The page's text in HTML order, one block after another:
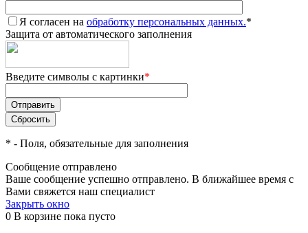
Я согласен на обработку персональных данных.*
Защита от автоматического заполнения
Введите символы с картинки*
* - Поля, обязательные для заполнения
Сообщение отправлено
Ваше сообщение успешно отправлено. В ближайшее время с
Вами свяжется наш специалист
Закрыть окно
0 В корзине пока пусто